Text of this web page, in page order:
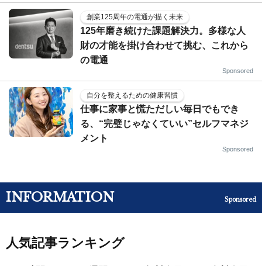
創業125周年の電通が描く未来
125年磨き続けた課題解決力。多様な人
財の才能を掛け合わせて挑む、これから
の電通
Sponsored
自分を整えるための健康習慣
仕事に家事と慌ただしい毎日でもでき
る、“完璧じゃなくていい”セルフマネジ
メント
Sponsored
INFORMATION Sponsored
人気記事ランキング